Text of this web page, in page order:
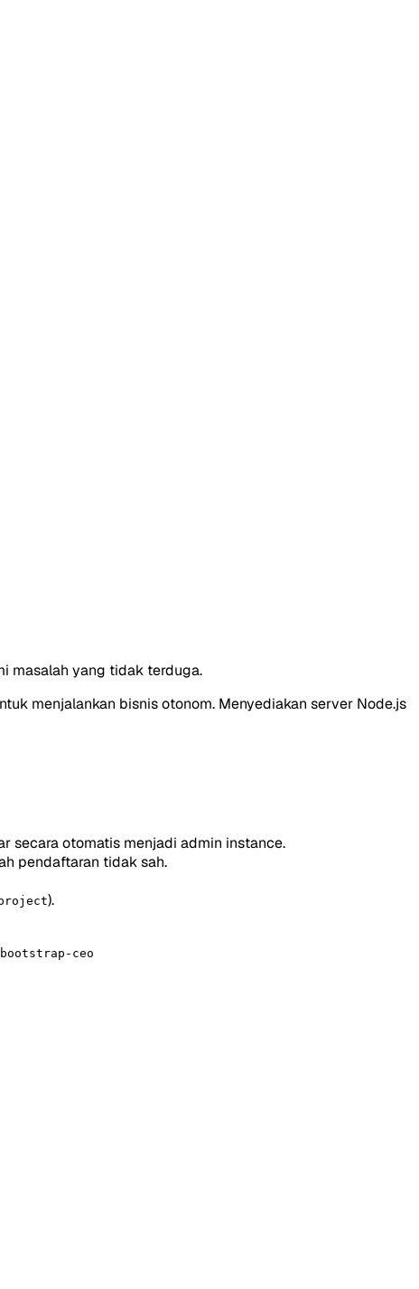
masalah yang tidak terduga.
menjalankan bisnis otonom. Menyediakan server Node.js
secara otomatis menjadi admin instance.
pendaftaran tidak sah.
).
ceo